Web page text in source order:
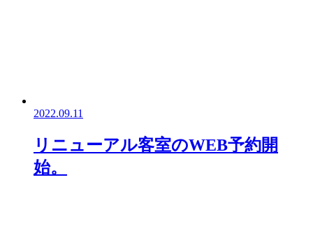
2022.09.11
リニューアル客室のWEB予約開
始。